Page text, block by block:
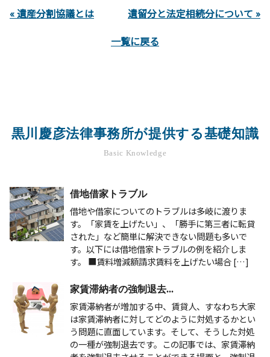
« 遺産分割協議とは
遺留分と法定相続分について »
一覧に戻る
黒川慶彦法律事務所が提供する基礎知識
Basic Knowledge
借地借家トラブル
借地や借家についてのトラブルは多岐に渡りま
す。「家賃を上げたい」、「勝手に第三者に転貸
された」など簡単に解決できない問題も多いで
す。以下には借地借家トラブルの例を紹介しま
す。 ■賃料増減額請求賃料を上げたい場合 […]
家賃滞納者の強制退去...
家賃滞納者が増加する中、賃貸人、すなわち大家
は家賃滞納者に対してどのように対処するかとい
う問題に直面しています。そして、そうした対処
の一種が強制退去です。この記事では、家賃滞納